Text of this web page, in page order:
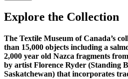
Explore the Collection
The Textile Museum of Canada’s
than 15,000 objects including a
2,000 year old Nazca fragments
by artist Florence Ryder (Standing
Saskatchewan) that incorporates